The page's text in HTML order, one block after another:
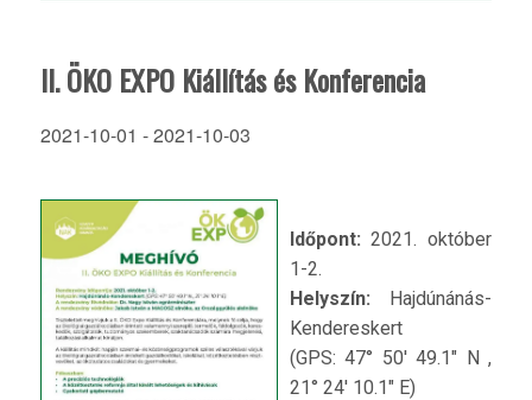
II. ÖKO EXPO Kiállítás és Konferencia
2021-10-01 -2021-10-03
Időpont: 2021. október
1-2.
Helyszín:
Hajdúnánás-
Kendereskert
(GPS: 47° 50′ 49.1″ N ,
21° 24′ 10.1″ E)